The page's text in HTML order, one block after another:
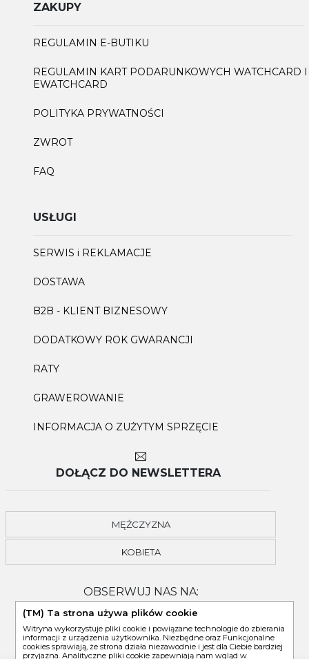
ZAKUPY
REGULAMIN E-BUTIKU
REGULAMIN KART PODARUNKOWYCH WATCHCARD I
EWATCHCARD
POLITYKA PRYWATNOŚCI
ZWROT
FAQ
USŁUGI
SERWIS i REKLAMACJE
DOSTAWA
B2B - KLIENT BIZNESOWY
DODATKOWY ROK GWARANCJI
RATY
GRAWEROWANIE
INFORMACJA O ZUŻYTYM SPRZĘCIE
DOŁĄCZ DO NEWSLETTERA
MĘŻCZYZNA
KOBIETA
OBSERWUJ NAS NA:
(TM) Ta strona używa plików cookie
Witryna wykorzystuje pliki cookie i powiązane technologie do zbierania
informacji z urządzenia użytkownika. Niezbędne oraz Funkcjonalne
cookies sprawiają, że strona działa niezawodnie i jest dla Ciebie bardziej
przyjazna. Analityczne pliki cookie zapewniają nam wgląd w